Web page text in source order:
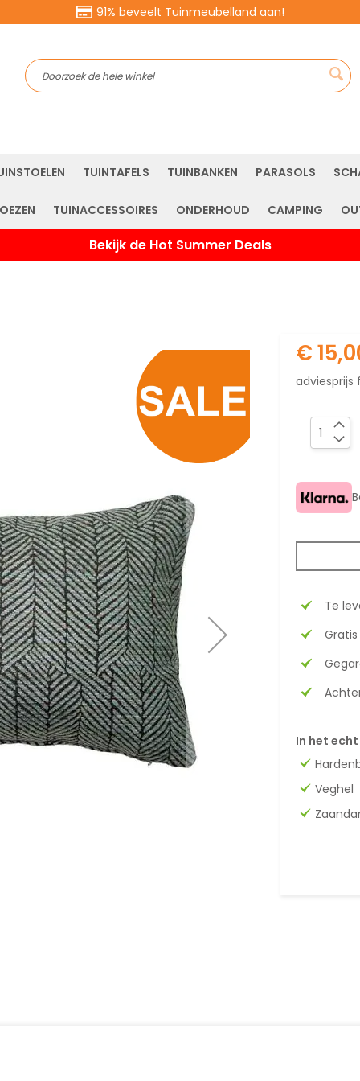
91% beveelt Tuinmeubelland aan!
TUINTAFELS TUINBANKEN PARASOLS
TUINACCESSOIRES ONDERHOUD CAMPING
Bekijk de Hot Summer Deals
€
adviesprijs
Te
In het
Veghel